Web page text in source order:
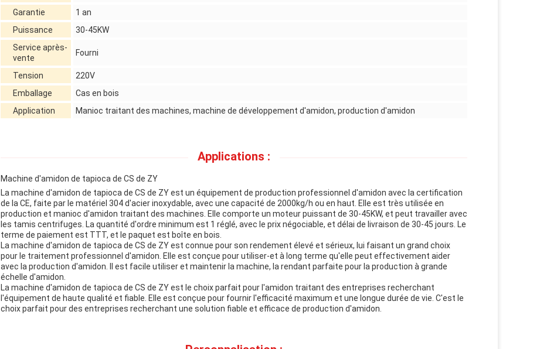
Garantie
1 an
Puissance
30-45KW
Service après-
vente
Fourni
Tension
220V
Emballage
Cas en bois
Application
Manioc traitant des machines, machine de développement d'amidon, production d'amidon
Applications :
Machine d'amidon de tapioca de CS de ZY
La machine d'amidon de tapioca de CS de ZY est un équipement de production professionnel d'amidon avec la certification
de la CE, faite par le matériel 304 d'acier inoxydable, avec une capacité de 2000kg/h ou en haut. Elle est très utilisée en
production et manioc d'amidon traitant des machines. Elle comporte un moteur puissant de 30-45KW, et peut travailler avec
les tamis centrifuges. La quantité d'ordre minimum est 1 réglé, avec le prix négociable, et délai de livraison de 30-45 jours. Le
terme de paiement est TTT, et le paquet est boîte en bois.
La machine d'amidon de tapioca de CS de ZY est connue pour son rendement élevé et sérieux, lui faisant un grand choix
pour le traitement professionnel d'amidon. Elle est conçue pour utiliser-et à long terme qu'elle peut effectivement aider
avec la production d'amidon. Il est facile utiliser et maintenir la machine, la rendant parfaite pour la production à grande
échelle d'amidon.
La machine d'amidon de tapioca de CS de ZY est le choix parfait pour l'amidon traitant des entreprises recherchant
l'équipement de haute qualité et fiable. Elle est conçue pour fournir l'efficacité maximum et une longue durée de vie. C'est le
choix parfait pour des entreprises recherchant une solution fiable et efficace de production d'amidon.